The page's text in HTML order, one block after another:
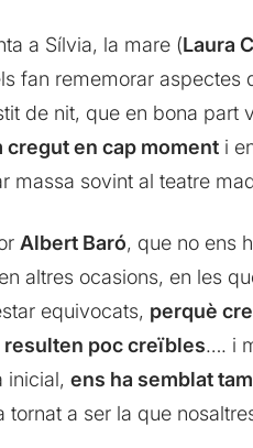
a Sílvia, la mare (Laura
fan rememorar
de nit, que en bona part
en cap momenti
massa sovint al teatre
Albert Baró, que no ens
altres ocasions, en les
equivocats, perquè
poc creïbles…. i
inicial, ens ha semblat
a ser la que